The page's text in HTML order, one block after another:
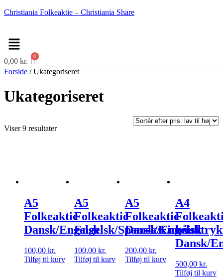
Christiania Folkeaktie – Christiania Share
Menu
0,00 kr.
Forside / Ukategoriseret
Ukategoriseret
Viser 9 resultaterSorteret
A5
Folkeaktie
Dansk/Engelsk
100,00 kr.
Tilføj til kurv
A5
Folkeaktie
Engelsk/Spansk/Kinesisk
100,00kr.
Tilføj til kurv
A5
Folkeaktie
Dansk/Engelsk
200,00 kr.
Tilføj til kurv
A4
Dansk/
500,00 kr.
Tilføj til kurv